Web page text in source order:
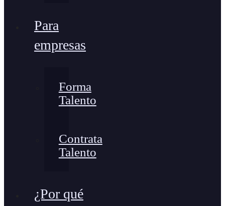
Para
empresas
Forma
Talento
Contrata
Talento
¿Por qué